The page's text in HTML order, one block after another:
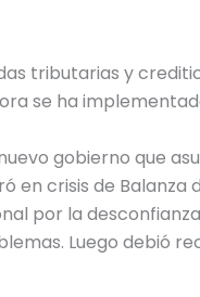
tributarias y
se ha
gobierno que
en crisis de Balanza
por la
Luego debió